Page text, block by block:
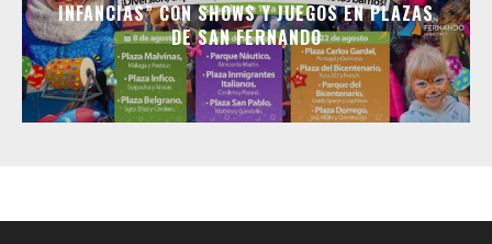
INFANCIAS” CON SHOWS Y JUEGOS EN PLAZAS
DE SAN FERNANDO